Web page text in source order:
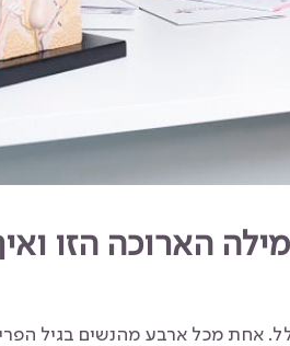
הארוכה הזו
אחת מכל ארבע מהנשים בגיל